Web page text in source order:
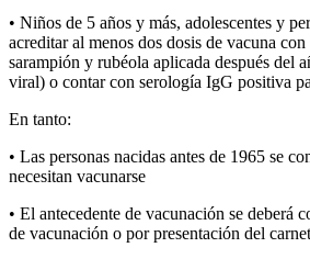
• Niños de 5 años y más, adolescentes y
acreditar al menos dos dosis de vacuna
sarampión y rubéola aplicada después del
viral) o contar con serología IgG positiva
En tanto:
• Las personas nacidas antes de 1965 se
necesitan vacunarse
• El antecedente de vacunación se deberá
de vacunación o por presentación del